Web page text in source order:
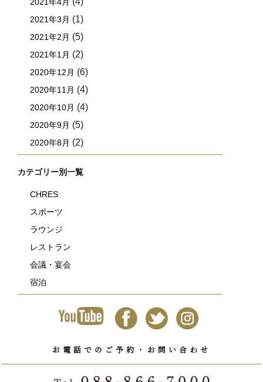
2021年4月
2021年3月 (1)
2021年2月 (5)
2021年1月 (2)
2020年12月 (6)
2020年11月 (4)
2020年10月 (4)
2020年9月 (5)
2020年8月 (2)
カテゴリー別一覧
CHRES
スポーツ
ラウンジ
レストラン
会議・宴会
宿泊
お電話でのご予約・お問い合わせ